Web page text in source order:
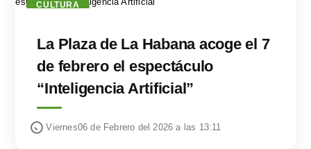
CULTURA
La Plaza de La Habana acoge el 7
de febrero el espectáculo
“Inteligencia Artificial”
Viernes06 de Febrero del 2026 a las 13:11